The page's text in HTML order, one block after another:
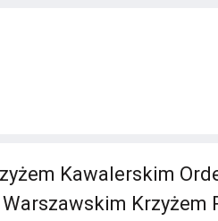
Kawalerskim
Krzyżem